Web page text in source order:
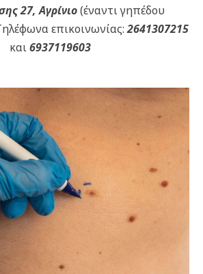
27, Αγρίνιο(έναντι γηπέδου
επικοινωνίας:2641307215
και6937119603